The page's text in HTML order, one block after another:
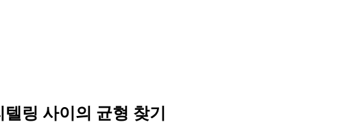
링 사이의 균형 찾기